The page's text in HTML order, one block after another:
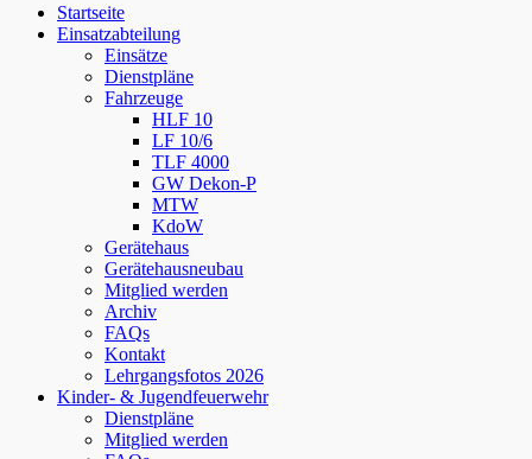
scrollenStartseite
Einsatzabteilung
Einsätze
Dienstpläne
Fahrzeuge
HLF 10
LF 10/6
TLF 4000
GW Dekon-P
MTW
KdoW
Gerätehaus
Gerätehausneubau
Mitglied werden
Archiv
FAQs
Kontakt
Lehrgangsfotos 2026
Kinder- & Jugendfeuerwehr
Dienstpläne
Mitglied werden